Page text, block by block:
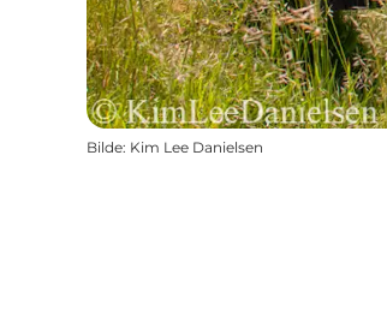
Bilde: Kim Lee Danielsen